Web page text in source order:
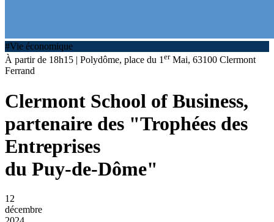
#Vie économique
À partir de 18h15 | Polydôme, place du 1 erMai, 63100 Clermont
Ferrand
Clermont School of Business,
partenaire des "Trophées des
Entreprises
du Puy-de-Dôme"
12
décembre